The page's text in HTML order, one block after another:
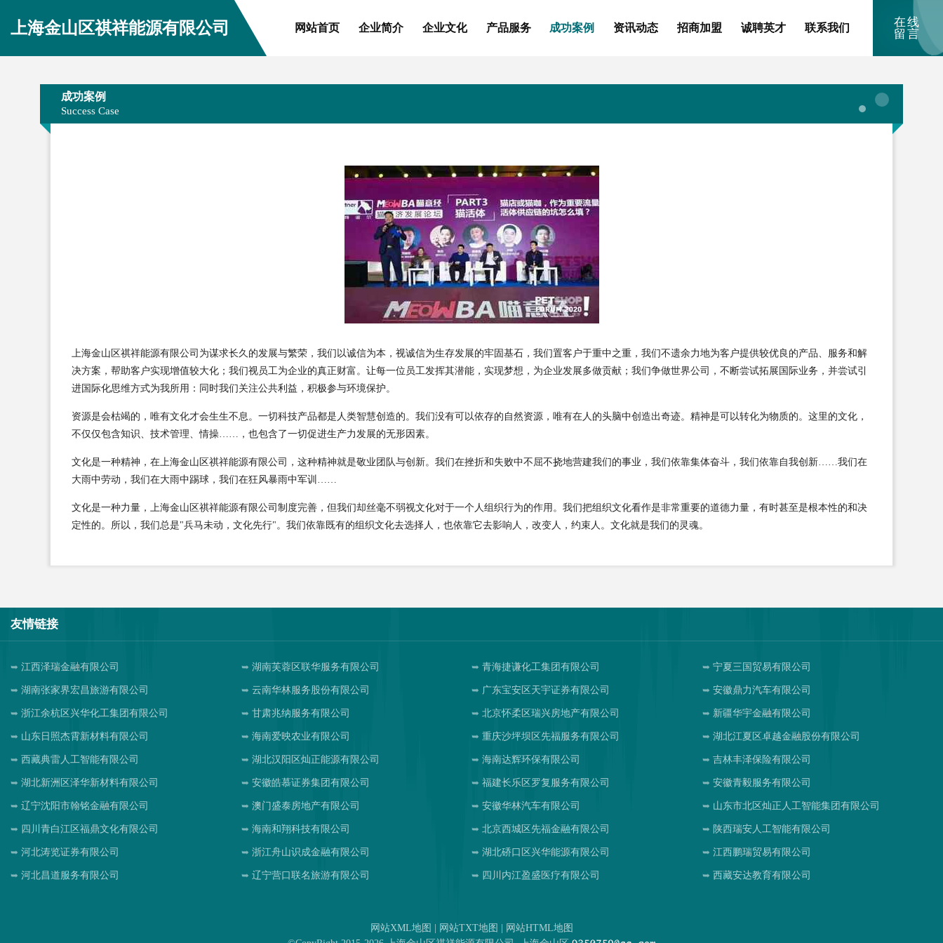
上海金山区祺祥能源有限公司 网站首页 企业简介 企业文化 产品服务 成功案例 资讯动态 招商加盟 诚聘英才 联系我们
在线
留言
成功案例
Success Case
上海金山区祺祥能源有限公司为谋求长久的发展与繁荣，我们以诚信为本，视诚信为生存发展的牢固基石，我们置客户于重中之重，我们不遗余力地为客户提供较优良的产品、服务和解
决方案，帮助客户实现增值较大化；我们视员工为企业的真正财富。让每一位员工发挥其潜能，实现梦想，为企业发展多做贡献；我们争做世界公司，不断尝试拓展国际业务，并尝试引
进国际化思维方式为我所用：同时我们关注公共利益，积极参与环境保护。
资源是会枯竭的，唯有文化才会生生不息。一切科技产品都是人类智慧创造的。我们没有可以依存的自然资源，唯有在人的头脑中创造出奇迹。精神是可以转化为物质的。这里的文化，
不仅仅包含知识、技术管理、情操……，也包含了一切促进生产力发展的无形因素。
文化是一种精神，在上海金山区祺祥能源有限公司，这种精神就是敬业团队与创新。我们在挫折和失败中不屈不挠地营建我们的事业，我们依靠集体奋斗，我们依靠自我创新……我们在
大雨中劳动，我们在大雨中踢球，我们在狂风暴雨中军训……
文化是一种力量，上海金山区祺祥能源有限公司制度完善，但我们却丝毫不弱视文化对于一个人组织行为的作用。我们把组织文化看作是非常重要的道德力量，有时甚至是根本性的和决
定性的。所以，我们总是"兵马未动，文化先行"。我们依靠既有的组织文化去选择人，也依靠它去影响人，改变人，约束人。文化就是我们的灵魂。
友情链接
江西泽瑞金融有限公司 湖南芙蓉区联华服务有限公司 青海捷谦化工集团有限公司 宁夏三国贸易有限公司
湖南张家界宏昌旅游有限公司 云南华林服务股份有限公司 广东宝安区天宇证券有限公司 安徽鼎力汽车有限公司
浙江余杭区兴华化工集团有限公司 甘肃兆纳服务有限公司 北京怀柔区瑞兴房地产有限公司 新疆华宇金融有限公司
山东日照杰霄新材料有限公司 海南爱映农业有限公司 重庆沙坪坝区先福服务有限公司 湖北江夏区卓越金融股份有限公司
西藏典雷人工智能有限公司 湖北汉阳区灿正能源有限公司 海南达辉环保有限公司 吉林丰泽保险有限公司
湖北新洲区泽华新材料有限公司 安徽皓慕证券集团有限公司 福建长乐区罗复服务有限公司 安徽青毅服务有限公司
辽宁沈阳市翰铭金融有限公司 澳门盛泰房地产有限公司 安徽华林汽车有限公司 山东市北区灿正人工智能集团有限公司
四川青白江区福鼎文化有限公司 海南和翔科技有限公司 北京西城区先福金融有限公司 陕西瑞安人工智能有限公司
河北涛览证券有限公司 浙江舟山识成金融有限公司 湖北硚口区兴华能源有限公司 江西鹏瑞贸易有限公司
河北昌道服务有限公司 辽宁营口联名旅游有限公司 四川内江盈盛医疗有限公司 西藏安达教育有限公司
网站XML地图 网站TXT地图
网站HTML地图